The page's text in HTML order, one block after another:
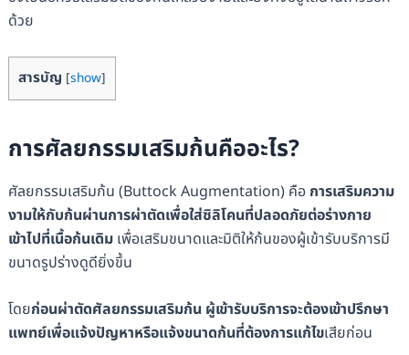
ด้วย
สารบัญ [show]
การศัลยกรรมเสริมก้นคืออะไร?
ศัลยกรรมเสริมก้น (Buttock Augmentation) คือ การเสริมความ
งามให้กับก้นผ่านการผ่าตัดเพื่อใส่ซิลิโคนที่ปลอดภัยต่อร่างกาย
เข้าไปที่เนื้อก้นเดิมเพื่อเสริมขนาดและมิติให้ก้นของผู้เข้ารับบริการมี
ขนาดรูปร่างดูดียิ่งขึ้น
โดยก่อนผ่าตัดศัลยกรรมเสริมก้น ผู้เข้ารับบริการจะต้องเข้าปรึกษา
แพทย์เพื่อแจ้งปัญหาหรือแจ้งขนาดก้นที่ต้องการแก้ไขเสียก่อน